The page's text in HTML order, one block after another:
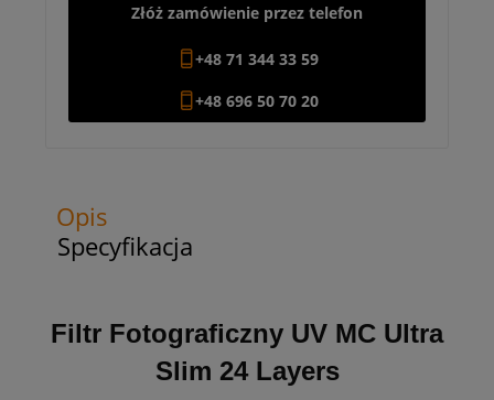
Złóż zamówienie przez telefon
+48 71 344 33 59
+48 696 50 70 20
Opis
Specyfikacja
Filtr Fotograficzny UV MC Ultra
Slim 24 Layers